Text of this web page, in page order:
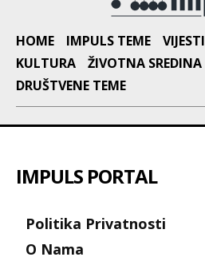
HOME IMPULS TEME VIJESTI
KULTURA
ŽIVOTNA SREDINA
DRUŠTVENE TEME
IMPULS PORTAL
Politika Privatnosti
O Nama